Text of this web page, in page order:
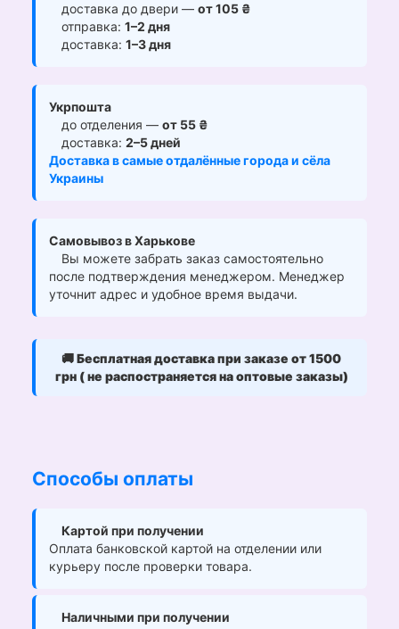
доставка до двери — от 105 ₴
отправка: 1–2 дня
доставка: 1–3 дня
Укрпошта
до отделения — от 55 ₴
доставка: 2–5 дней
Доставка в самые отдалённые города и сёла
Украины
Самовывоз в Харькове
Вы можете забрать заказ самостоятельно
после подтверждения менеджером. Менеджер
уточнит адрес и удобное время выдачи.
🚚Бесплатная доставка при заказе от 1500
грн ( не распостраняется на оптовые заказы)
Способы оплаты
Картой при получении
Оплата банковской картой на отделении или
курьеру после проверки товара.
Наличными при получении